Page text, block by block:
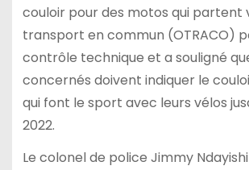
couloir pour des motos qui partent
transport en commun (OTRACO)
contrôle technique et a souligné
concernés doivent indiquer le
qui font le sport avec leurs vélos
2022.
Le colonel de police Jimmy